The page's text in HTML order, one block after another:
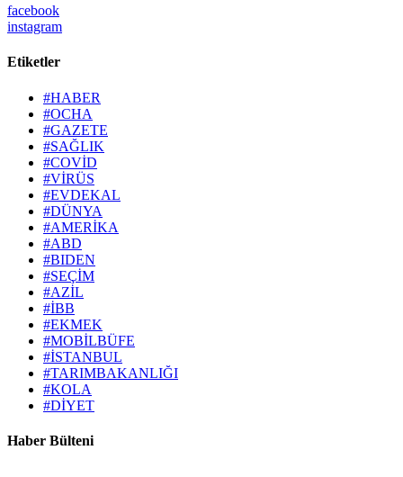
facebook
instagram
Etiketler
#HABER
#OCHA
#GAZETE
#SAĞLIK
#COVİD
#VİRÜS
#EVDEKAL
#DÜNYA
#AMERİKA
#ABD
#BIDEN
#SEÇİM
#AZİL
#İBB
#EKMEK
#MOBİLBÜFE
#İSTANBUL
#TARIMBAKANLIĞI
#KOLA
#DİYET
Haber Bülteni